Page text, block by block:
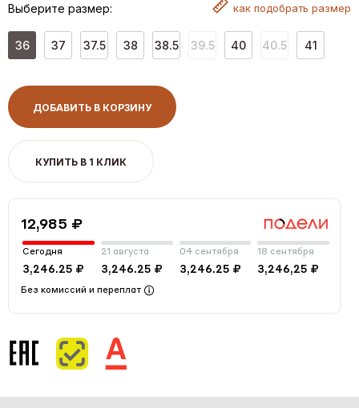
Выберите размер: как подобрать размер
36 37 37.5 38 38.5 39.5 40 40.5 41
ДОБАВИТЬ В КОРЗИНУ
КУПИТЬ В 1 КЛИК
12,985 ₽
Сегодня
3,246.25 ₽
21 августа
3,246.25 ₽
04 сентября
3,246.25 ₽
18 сентября
3,246,25 ₽
Без комиссий и переплат